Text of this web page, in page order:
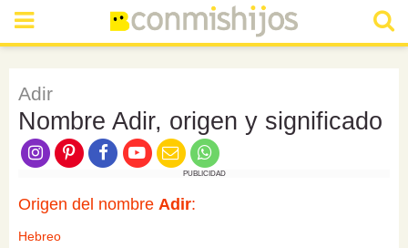
Adir
Nombre Adir, origen y significado
PUBLICIDAD
Origen del nombre Adir:
Hebreo